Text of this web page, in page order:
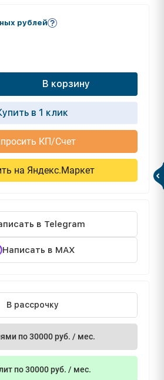
рублей
В корзину
в 1 клик
КП/Счет
на Яндекс.Маркет
в Telegram
Написать в MAX
В рассрочку
по 30000 руб. / мес.
по 30000 руб. / мес.